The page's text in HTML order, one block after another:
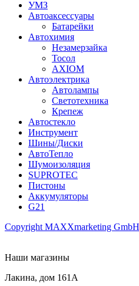
УМЗ
Автоаксессуары
Батарейки
Автохимия
Незамерзайка
Тосол
AXIOM
Автоэлектрика
Автолампы
Светотехника
Крепеж
Автостекло
Инструмент
Шины/Диски
АвтоТепло
Шумоизоляция
SUPROTEC
Пистоны
Аккумуляторы
G21
Copyright MAXXmarketing GmbH
Наши магазины
Лакина, дом 161А